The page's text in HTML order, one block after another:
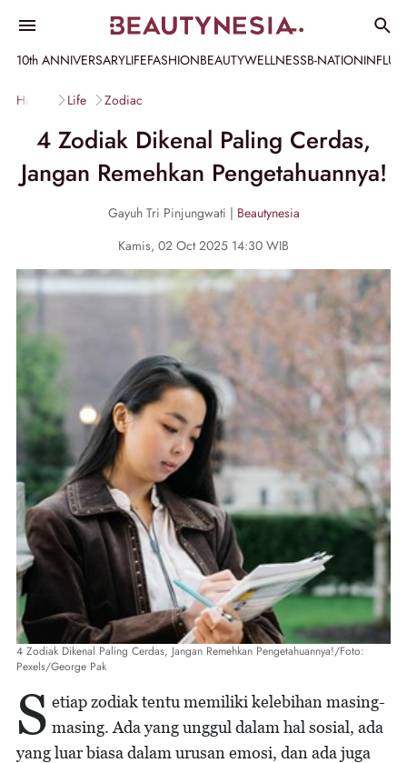
10th ANNIVERSARYLIFEFASHIONBEAUTYWELLNESSB-NATION
Home Life Zodiac
4 Zodiak Dikenal Paling Cerdas,
Jangan Remehkan Pengetahuannya!
Gayuh Tri Pinjungwati | Beautynesia
Kamis, 02 Oct 2025 14:30 WIB
4 Zodiak Dikenal Paling Cerdas, Jangan Remehkan Pengetahuannya!/Foto:
Pexels/George Pak
S etiap zodiak tentu memiliki kelebihan masing-
masing. Ada yang unggul dalam hal sosial, ada
yang luar biasa dalam urusan emosi, dan ada juga